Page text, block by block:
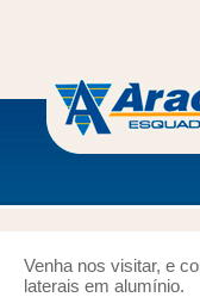
Venha nos visitar, e
laterais em alumínio.